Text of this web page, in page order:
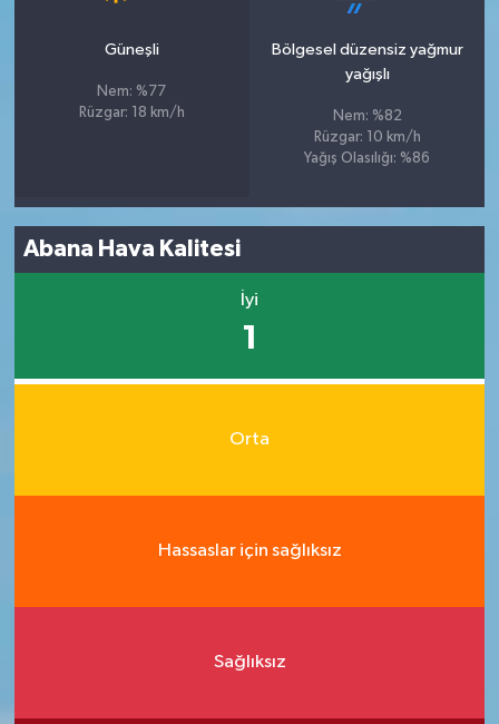
Güneşli
Nem: %77
Rüzgar: 18 km/h
Bölgesel düzensiz yağmur
yağışlı
Nem: %82
Rüzgar: 10 km/h
Yağış Olasılığı: %86
Abana Hava Kalitesi
İyi
1
Orta
Hassaslar için sağlıksız
Sağlıksız